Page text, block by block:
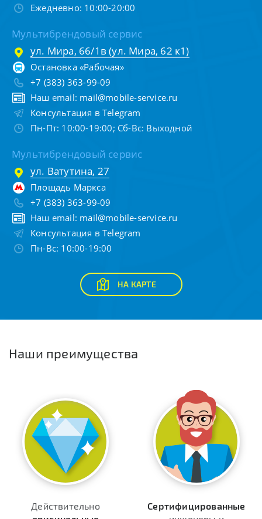
Ежедневно: 10:00-20:00
Мультибрендовый сервис
ул. Мира, 66/1в (ул. Мира, 62 к1)
Остановка «Рабочая»
+7 (383) 363-99-09
Наш email: mail@mobile-service.ru
Консультация в Telegram
Пн-Пт: 10:00-19:00; Сб-Вс: Выходной
Мультибрендовый сервис
ул. Ватутина, 27
Площадь Маркса
+7 (383) 363-99-09
Наш email: mail@mobile-service.ru
Консультация в Telegram
Пн-Вс: 10:00-19:00
НА КАРТЕ
Наши преимущества
Действительно
Сертифицированные